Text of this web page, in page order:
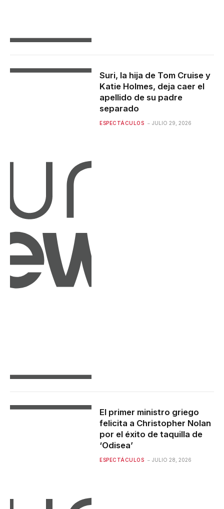
Suri, la hija de Tom Cruise y
Katie Holmes, deja caer el
apellido de su padre
separado
ESPECTÁCULOS JULIO 29, 2026
El primer ministro griego
felicita a Christopher Nolan
por el éxito de taquilla de
‘Odisea’
ESPECTÁCULOS JULIO 28, 2026